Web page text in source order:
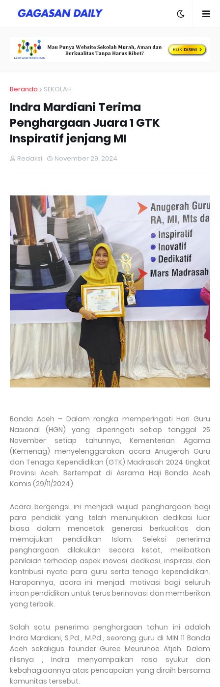
Beranda SEKOLAH
Indra Mardiani Terima
Penghargaan Juara 1 GTK
Inspiratif jenjang MI
Redaksi November 29, 2024
Banda Aceh – Dalam rangka memperingati Hari Guru
Nasional (HGN) yang diperingati setiap tanggal 25
November setiap tahunnya, Kementerian Agama
(Kemenag) menyelenggarakan acara Anugerah Guru
dan Tenaga Kependidikan (GTK) Madrasah 2024 tingkat
Provinsi Aceh. Bertempat di Asrama Haji Banda Aceh
Kamis (29/11/2024).
Acara bergengsi ini menjadi wujud penghargaan bagi
para pendidik yang telah menunjukkan dedikasi luar
biasa dalam mencetak generasi berkualitas dan
memajukan pendidikan Islam. Seleksi penerima
penghargaan dilakukan secara ketat, melibatkan
penilaian terhadap aspek inovasi, dedikasi, inspirasi, dan
kontribusi nyata para guru serta tenaga kependidikan.
Harapannya, acara ini menjadi motivasi bagi seluruh
insan pendidikan untuk terus berinovasi dan memberikan
yang terbaik.
Salah satu penerima penghargaan tahun ini adalah
Indra Mardiani, S.Pd., M.Pd., seorang guru di MIN 11 Banda
Aceh sekaligus founder Guree Meurunoe Atjeh. Dalam
rilisnya , Indra menyampaikan rasa syukur dan
kebahagiaannya atas pencapaian yang diraih bersama
komunitas tersebut.